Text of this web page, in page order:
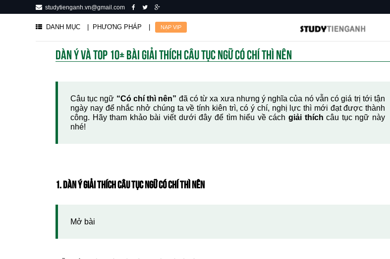
studytienganh.vn@gmail.com
DANH MỤC | PHƯƠNG PHÁP NẠP VIP
DÀN Ý VÀ TOP 10+ BÀI GIẢI THÍCH CÂU TỤC NGỮ CÓ CHÍ THÌ NÊN
Câu tục ngữ “Có chí thì nên” đã có từ xa xưa nhưng ý nghĩa của nó vẫn có giá trị tới tận
ngày nay để nhắc nhở chúng ta về tính kiên trì, có ý chí, nghị lực thì mới đạt được thành
công. Hãy tham khảo bài viết dưới đây để tìm hiểu về cách giải thích câu tục ngữ này
nhé!
1. DÀN Ý GIẢI THÍCH CÂU TỤC NGỮ CÓ CHÍ THÌ NÊN
Mở bài